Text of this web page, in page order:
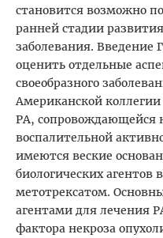
становится возможно
ранней стадии
заболевания.
оценить отдельные
своеобразного
Американской
РА, сопровождающейся
воспалительной
имеются веские
биологических агентов
метотрексатом.
агентами для лечения
фактора некроза